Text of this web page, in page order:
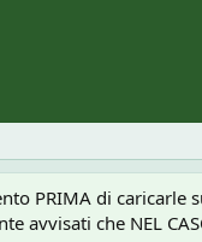
PRIMA di caricarle
che NEL